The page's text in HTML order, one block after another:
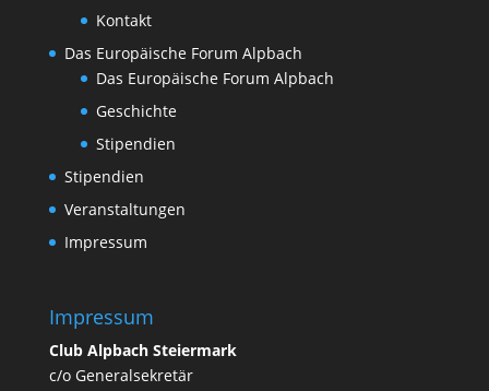
Kontakt
Das Europäische Forum Alpbach
Das Europäische Forum Alpbach
Geschichte
Stipendien
Stipendien
Veranstaltungen
Impressum
Impressum
Club Alpbach Steiermark
c/o Generalsekretär